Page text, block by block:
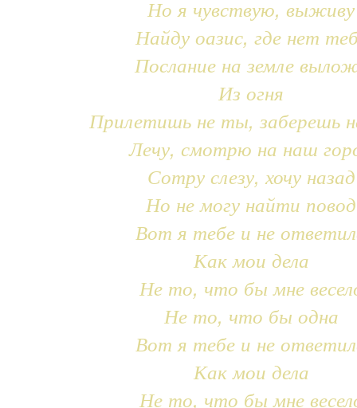
Но я чувствую, выживу
Найду оазис, где нет
Послание на земле
Из огня
Прилетишь не ты, заберешь
Лечу, смотрю на наш
Сотру слезу, хочу назад
Но не могу найти повод
Вот я тебе и не
Как мои дела
Не то, что бы мне
Не то, что бы одна
Вот я тебе и не
Как мои дела
Не то, что бы мне